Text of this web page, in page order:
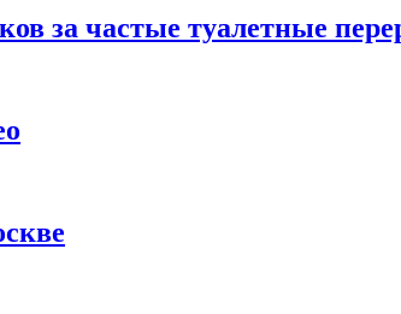
за частые туалетные